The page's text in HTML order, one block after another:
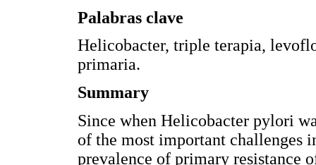
Palabras clave
Helicobacter, triple terapia,
primaria.
Summary
Since when Helicobacter pylori
of the most important challenges
prevalence of primary resistance